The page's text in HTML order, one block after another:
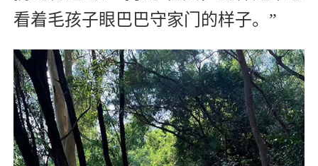
看着毛孩子眼巴巴守家门的样子。”